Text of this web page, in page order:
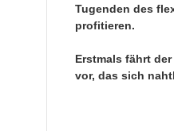
Tugenden des
profitieren.
Erstmals fährt
vor, das sich